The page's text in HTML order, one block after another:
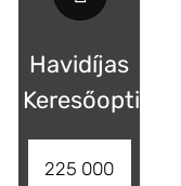
Havidíjas
225 000